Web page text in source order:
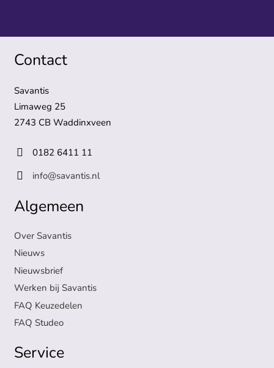
Contact
Savantis
Limaweg 25
2743 CB Waddinxveen
0182 6411 11
info@savantis.nl
Algemeen
Over Savantis
Nieuws
Nieuwsbrief
Werken bij Savantis
FAQ Keuzedelen
FAQ Studeo
Service